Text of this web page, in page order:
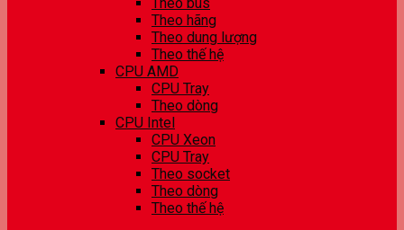
Theo hãng
Theo dung lượng
Theo thế hệ
CPU AMD
CPU Tray
Theo dòng
CPU Intel
CPU Xeon
CPU Tray
Theo socket
Theo dòng
Theo thế hệ